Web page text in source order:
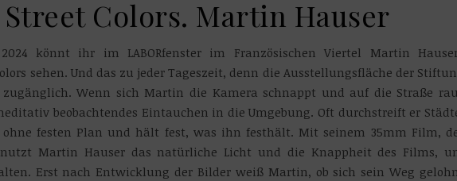
Colors. Martin Hauser
könnt ihr im LABORfenster im Französischen Viertel Martin
sehen. Und das zu jeder Tageszeit, denn die Ausstellungsfläche der
zugänglich. Wenn sich Martin die Kamera schnappt und auf die Straße
beobachtendes Eintauchen in die Umgebung. Oft durchstreift er
ohne festen Plan und hält fest, was ihn festhält. Mit seinem 35mm Film,
Martin Hauser das natürliche Licht und die Knappheit des Films,
Erst nach Entwicklung der Bilder weiß Martin, ob sich sein Weg